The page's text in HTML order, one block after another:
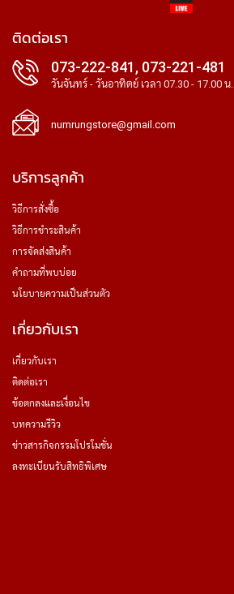
ติดต่อเรา
073-222-841, 073-221-481
วันจันทร์ - วันอาทิตย์ เวลา 07.30 - 17.00 น.
numrungstore@gmail.com
บริการลูกค้า
วิธีการสั่งซื้อ
วิธีการชำระสินค้า
การจัดส่งสินค้า
คำถามที่พบบ่อย
นโยบายความเป็นส่วนตัว
เกี่ยวกับเรา
เกี่ยวกับเรา
ติดต่อเรา
ข้อตกลงและเงื่อนไข
บทความรีวิว
ข่าวสารกิจกรรมโปรโมชั่น
ลงทะเบียนรับสิทธิพิเศษ